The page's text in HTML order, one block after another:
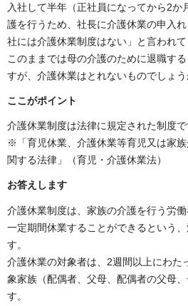
入社して半年（正社員になってから2か
護を行うため、社長に介護休業の申入
社には介護休業制度はない」と言われて
このままでは母の介護のために退職す
すが、介護休業はとれないものでしょう
ここがポイント
介護休業制度は法律に規定された制度で
※「育児休業、介護休業等育児又は家
関する法律」（育児・介護休業法）
お答えします
介護休業制度は、家族の介護を行う労
一定期間休業することができるという
す。
介護休業の対象者は、2週間以上にわた
象家族（配偶者、父母、配偶者の父母
す。